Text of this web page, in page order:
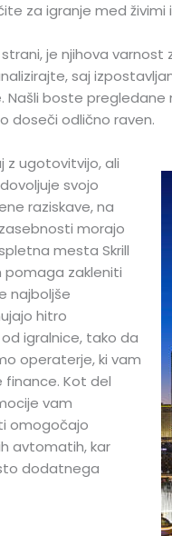
za igranje med
je njihova
saj
boste
doseči odlično raven.
z ugotovitvijo, ali
svojo
raziskave, na
morajo
mesta Skrill
pomaga zakleniti
najboljše
hitro
igralnice, tako da
operaterje, ki vam
Kot del
vam
omogočajo
avtomatih, kar
dodatnega